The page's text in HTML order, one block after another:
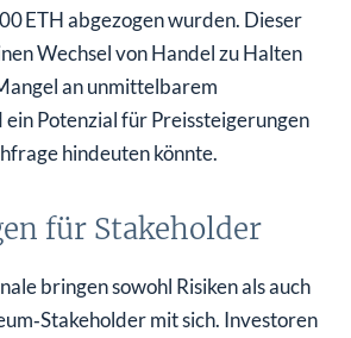
ETH abgezogen wurden. Dieser
Wechsel von Handel zu Halten
an unmittelbarem
Potenzial für Preissteigerungen
hindeuten könnte.
für Stakeholder
bringen sowohl Risiken als auch
mit sich. Investoren